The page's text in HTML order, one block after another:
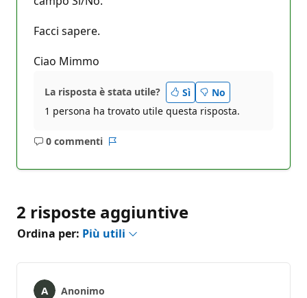
Facci sapere.
Ciao Mimmo
La risposta è stata utile? Sì
No
1 persona ha trovato utile questa risposta.
0 commenti
Nessun
2 risposte aggiuntive
Ordina per: Più utili
Anonimo